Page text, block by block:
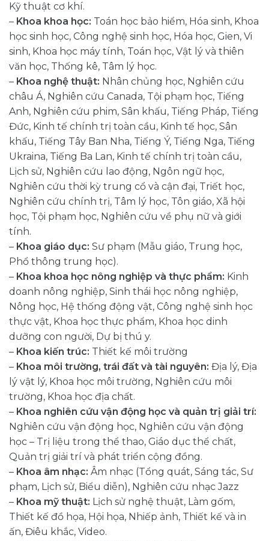
Kỹ thuật cơ khí.
– Khoa khoa học: Toán học bảo hiểm, Hóa sinh, Khoa
học sinh học, Công nghệ sinh học, Hóa học, Gien, Vi
sinh, Khoa học máy tính, Toán học, Vật lý và thiên
văn học, Thống kê, Tâm lý học.
– Khoa nghệ thuật: Nhân chủng học, Nghiên cứu
châu Á, Nghiên cứu Canada, Tội phạm học, Tiếng
Anh, Nghiên cứu phim, Sân khấu, Tiếng Pháp, Tiếng
Đức, Kinh tế chính trị toàn cầu, Kinh tế học, Sân
khấu, Tiếng Tây Ban Nha, Tiếng Ý, Tiếng Nga, Tiếng
Ukraina, Tiếng Ba Lan, Kinh tế chính trị toàn cầu,
Lịch sử, Nghiên cứu lao động, Ngôn ngữ học,
Nghiên cứu thời kỳ trung cổ và cận đại, Triết học,
Nghiên cứu chính trị, Tâm lý học, Tôn giáo, Xã hội
học, Tội phạm học, Nghiên cứu về phụ nữ và giới
tính.
– Khoa giáo dục: Sư phạm (Mẫu giáo, Trung học,
Phổ thông trung học).
– Khoa khoa học nông nghiệp và thực phẩm: Kinh
doanh nông nghiệp, Sinh thái học nông nghiệp,
Nông học, Hệ thống động vật, Công nghệ sinh học
thực vật, Khoa học thực phẩm, Khoa học dinh
dưỡng con người, Dự bị thú y.
– Khoa kiến trúc: Thiết kế môi trường
– Khoa môi trường, trái đất và tài nguyên: Địa lý, Địa
lý vật lý, Khoa học môi trường, Nghiên cứu môi
trường, Khoa học địa chất.
– Khoa nghiên cứu vận động học và quản trị giải trí:
Nghiên cứu vận động học, Nghiên cứu vận động
học – Trị liệu trong thể thao, Giáo dục thể chất,
Quản trị giải trí và phát triển cộng đồng.
– Khoa âm nhạc: Âm nhạc (Tổng quát, Sáng tác, Sư
phạm, Lịch sử, Biểu diễn), Nghiên cứu nhạc Jazz
– Khoa mỹ thuật: Lịch sử nghệ thuật, Làm gốm,
Thiết kế đồ họa, Hội họa, Nhiếp ảnh, Thiết kế và in
ấn, Điêu khắc, Video.